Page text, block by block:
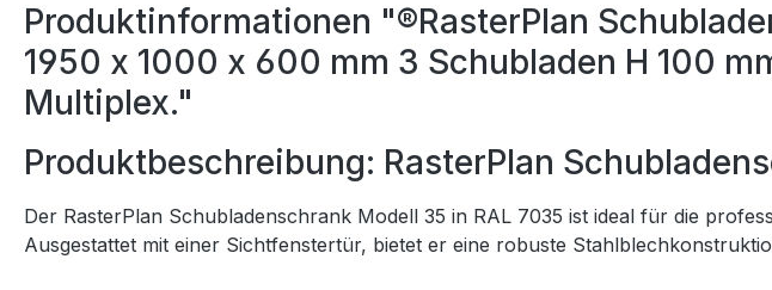
Produktinformationen "®RasterPlan
1950 x 1000 x 600 mm 3 Schubladen H 100
Multiplex."
Produktbeschreibung: RasterPlan
Der RasterPlan Schubladenschrank Modell 35 in RAL 7035 ist ideal für die
Ausgestattet mit einer Sichtfenstertür, bietet er eine robuste